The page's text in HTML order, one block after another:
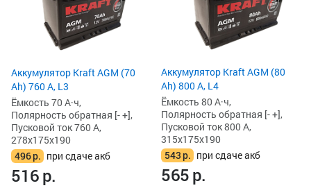
Аккумулятор Kraft AGM (70
Ah) 760 А, L3
Ёмкость 70 А·ч,
Полярность обратная [- +],
Пусковой ток 760 А,
278x175x190
496р. при сдаче акб
516р.
Аккумулятор Kraft AGM (80
Ah) 800 А, L4
Ёмкость 80 А·ч,
Полярность обратная [- +],
Пусковой ток 800 А,
315x175x190
543р. при сдаче акб
565р.